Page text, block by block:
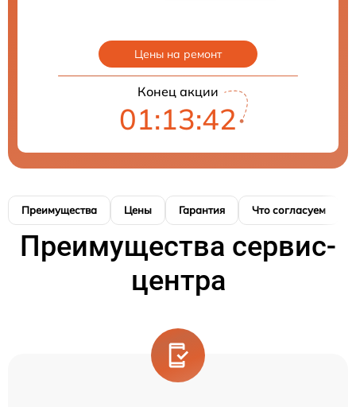
Цены на ремонт
Конец акции
01:13:41
Преимущества Цены Гарантия Что согласуем
Преимущества сервис-
центра